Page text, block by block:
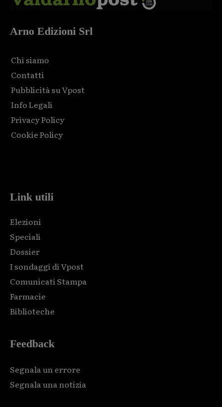
Arno Edizioni Srl
Chi siamo
Contatti
Pubblicità su Vpost
Info Legali
Privacy Policy
Cookie Policy
Link utili
Elezioni
Speciali
Dossier
I sondaggi di Vpost
Comunicati Stampa
Farmacie
Biblioteche
Feedback
Segnala un errore
Segnala una notizia